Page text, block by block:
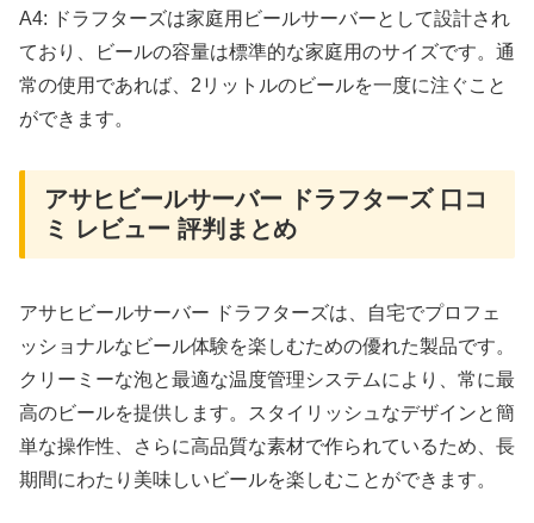
A4: ドラフターズは家庭用ビールサーバーとして設計され
ており、ビールの容量は標準的な家庭用のサイズです。通
常の使用であれば、2リットルのビールを一度に注ぐこと
ができます。
アサヒビールサーバー ドラフターズ 口コ
ミ レビュー 評判まとめ
アサヒビールサーバー ドラフターズは、自宅でプロフェ
ッショナルなビール体験を楽しむための優れた製品です。
クリーミーな泡と最適な温度管理システムにより、常に最
高のビールを提供します。スタイリッシュなデザインと簡
単な操作性、さらに高品質な素材で作られているため、長
期間にわたり美味しいビールを楽しむことができます。